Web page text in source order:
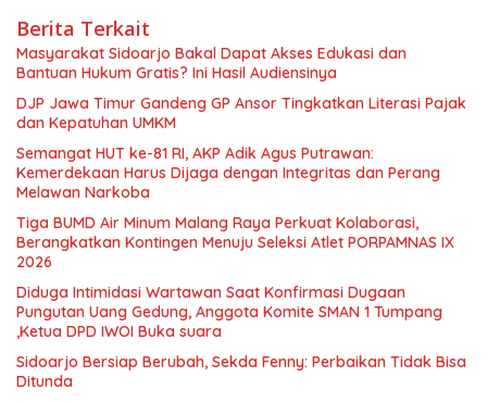
Berita Terkait
Masyarakat Sidoarjo Bakal Dapat Akses Edukasi dan
Bantuan Hukum Gratis? Ini Hasil Audiensinya
DJP Jawa Timur Gandeng GP Ansor Tingkatkan Literasi Pajak
dan Kepatuhan UMKM
Semangat HUT ke-81 RI, AKP Adik Agus Putrawan:
Kemerdekaan Harus Dijaga dengan Integritas dan Perang
Melawan Narkoba
Tiga BUMD Air Minum Malang Raya Perkuat Kolaborasi,
Berangkatkan Kontingen Menuju Seleksi Atlet PORPAMNAS IX
2026
Diduga Intimidasi Wartawan Saat Konfirmasi Dugaan
Pungutan Uang Gedung, Anggota Komite SMAN 1 Tumpang
,Ketua DPD IWOI Buka suara
Sidoarjo Bersiap Berubah, Sekda Fenny: Perbaikan Tidak Bisa
Ditunda